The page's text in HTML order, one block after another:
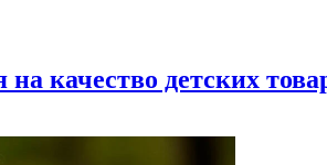
на качество детских